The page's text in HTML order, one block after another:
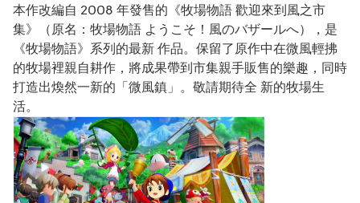
本作改編自 2008 年發售的《牧場物語 歡迎來到風之市
集》（原名：牧場物語 ようこそ！風のバザールへ），是
《牧場物語》系列的最新 作品。保留了原作中在微風輕拂
的牧場裡親自耕作，將成果帶到市集親手販售的樂趣，同時
打造出煥然一新的「微風鎮」。敬請期待全 新的牧場生
活。